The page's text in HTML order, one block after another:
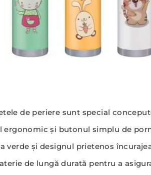
de periere sunt special
ergonomic și butonul simplu de
verde și designul prietenos
de lungă durată pentru a